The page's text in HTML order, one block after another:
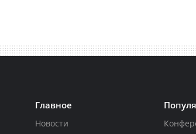
Главное
Новости